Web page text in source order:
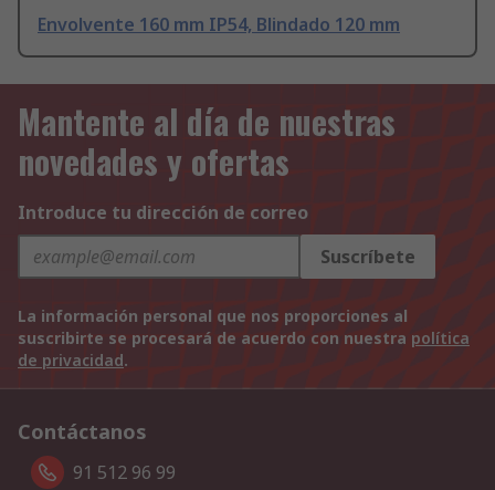
Envolvente 160 mm IP54, Blindado 120 mm
Mantente al día de nuestras
novedades y ofertas
Introduce tu dirección de correo
Suscríbete
La información personal que nos proporciones al
suscribirte se procesará de acuerdo con nuestra política
de privacidad.
Contáctanos
91 512 96 99